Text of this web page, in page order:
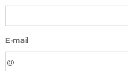
E-mail